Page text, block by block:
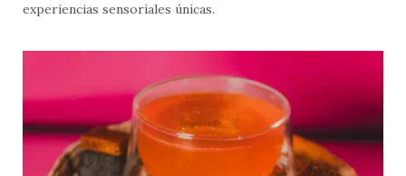
experiencias sensoriales únicas.